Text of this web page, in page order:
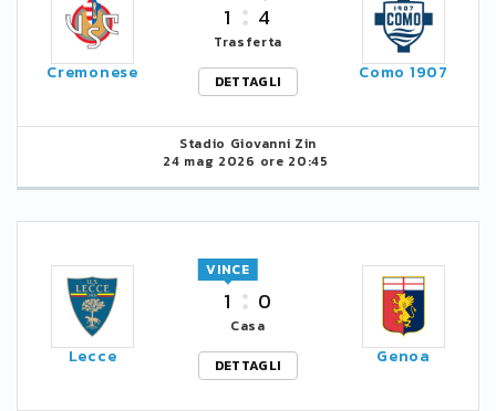
Cremonese
1 4
Trasferta
DETTAGLI
Como 1907
Stadio Giovanni Zin
24 mag 2026 ore 20:45
Lecce
1
VINCE
0
Casa
DETTAGLI
Genoa